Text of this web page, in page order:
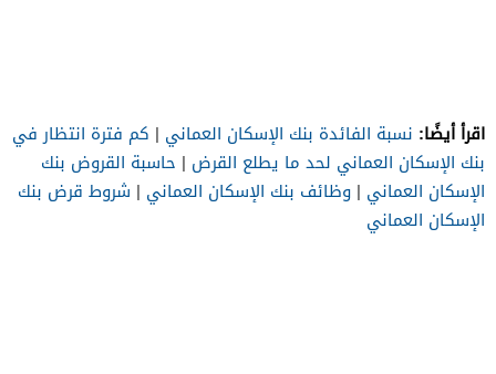
اقرأ أيضًا: نسبة الفائدة بنك الإسكان العماني | كم فترة انتظار في
بنك الإسكان العماني لحد ما يطلع القرض | حاسبة القروض بنك
الإسكان العماني | وظائف بنك الإسكان العماني | شروط قرض بنك
الإسكان العماني